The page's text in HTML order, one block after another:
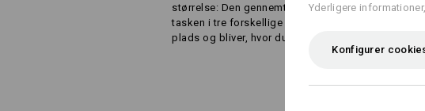
størrelse: Den gennemtænkte opdeling af
tasken i tre forskellige rum, hvor alting har sin
plads og bliver, hvor du gerne vil havde det.
Yderligere
Konfigurer